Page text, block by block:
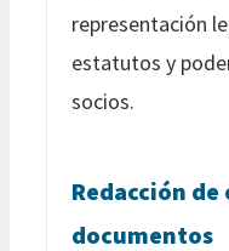
representación
estatutos y
socios.
Redacción
documentos